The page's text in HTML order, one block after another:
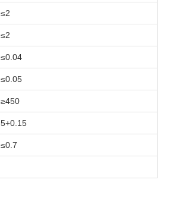
≤2
≤2
≤0.04
≤0.05
≥450
5+0.15
≤0.7